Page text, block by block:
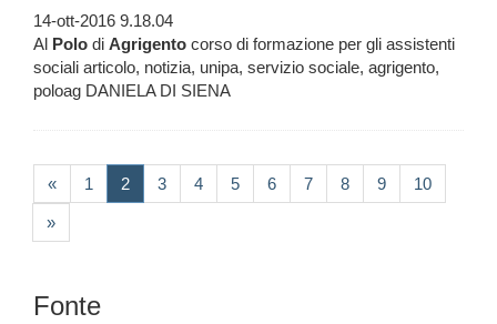
14-ott-2016 9.18.04
Al Polo di Agrigento corso di formazione per gli assistenti
sociali articolo, notizia, unipa, servizio sociale, agrigento,
poloag DANIELA DI SIENA
« 1 2(current)
3 4 5 6 7 8 9 10
»
Fonte